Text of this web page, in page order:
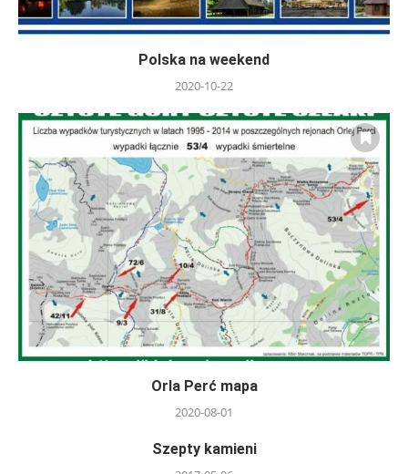
Polska na weekend
2020-10-22
Orla Perć mapa
2020-08-01
Szepty kamieni